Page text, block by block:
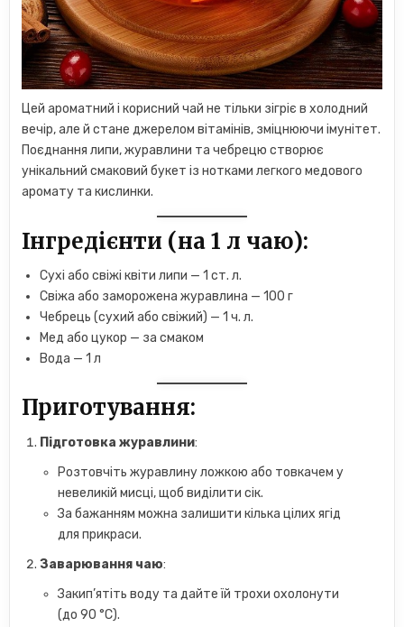
Цей ароматний і корисний чай не тільки зігріє в холодний
вечір, але й стане джерелом вітамінів, зміцнюючи імунітет.
Поєднання липи, журавлини та чебрецю створює
унікальний смаковий букет із нотками легкого медового
аромату та кислинки.
Інгредієнти (на 1 л чаю):
Сухі або свіжі квіти липи — 1 ст. л.
Свіжа або заморожена журавлина — 100 г
Чебрець (сухий або свіжий) — 1 ч. л.
Мед або цукор — за смаком
Вода — 1 л
Приготування:
Підготовка журавлини:
Розтовчіть журавлину ложкою або товкачем у
невеликій мисці, щоб виділити сік.
За бажанням можна залишити кілька цілих ягід
для прикраси.
Заварювання чаю:
Закип’ятіть воду та дайте їй трохи охолонути
(до 90 °C).